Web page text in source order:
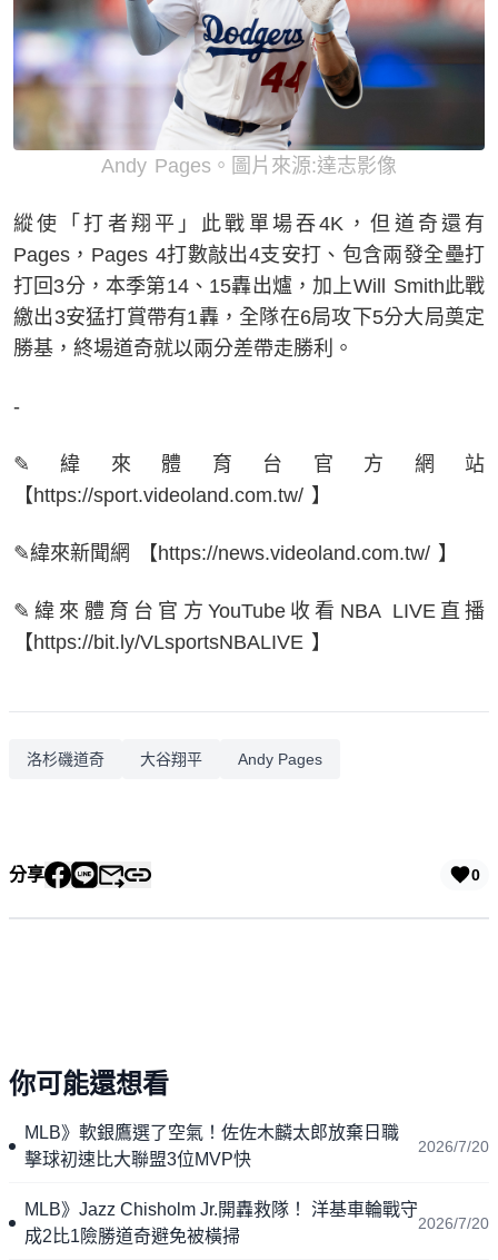
Andy Pages。圖片來源:達志影像
縱使「打者翔平」此戰單場吞4K，但道奇還有
Pages，Pages 4打數敲出4支安打、包含兩發全壘打
打回3分，本季第14、15轟出爐，加上Will Smith此戰
繳出3安猛打賞帶有1轟，全隊在6局攻下5分大局奠定
勝基，終場道奇就以兩分差帶走勝利。
-
✎緯來體育台官方網站
【https://sport.videoland.com.tw/ 】
✎緯來新聞網 【https://news.videoland.com.tw/ 】
✎緯來體育台官方YouTube收看NBA LIVE直播
【https://bit.ly/VLsportsNBALIVE 】
洛杉磯道奇 大谷翔平 Andy Pages
分享 0
你可能還想看
MLB》軟銀鷹選了空氣！佐佐木麟太郎放棄日職
擊球初速比大聯盟3位MVP快
2026/7/20
MLB》Jazz Chisholm Jr.開轟救隊！ 洋基車輪戰守
成2比1險勝道奇避免被橫掃
2026/7/20